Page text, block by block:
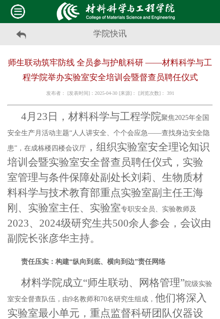
学院快讯
师生联动筑牢防线 全员参与护航科研 ——材料科学与工
程学院举办实验室安全培训会暨督查员聘任仪式
发布者： [发表时间]：2025-04-30 [来源]： [浏览次数]： 391
4月23日，材料科学与工程学院聚焦2025年全国
安全生产月活动主题“人人讲安全、个个会应急——查找身边安全隐
患”，在成栋楼四楼会议厅 ，组织实验室安全理论知识
培训会暨实验室安全督查 员聘任仪式，实验
室管理与条件保障处副处长刘莉、生物质材
料科学与技术教育部重点实验室副主任王海
刚、 实验室主任、实验室专职安全员、实验教师及
2023、 2024级研究生共500余人参会，会议由
副院长张彦华主持。
责任压实：构建“纵向到底、横向到边”责任网络
材料学院成立“师生联动、网格管理”院级实验
室安全督查队伍，由9名教师和70名研究生组成， 他们将深入
实验室最小单元，重点监督科研团队仪器设